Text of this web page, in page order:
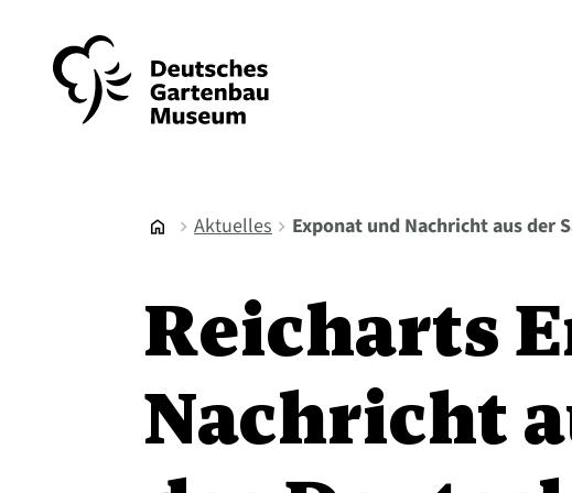
home chevron_right Aktuelles chevron_right Exponat und Nachricht aus der
Reicharts
Nachricht